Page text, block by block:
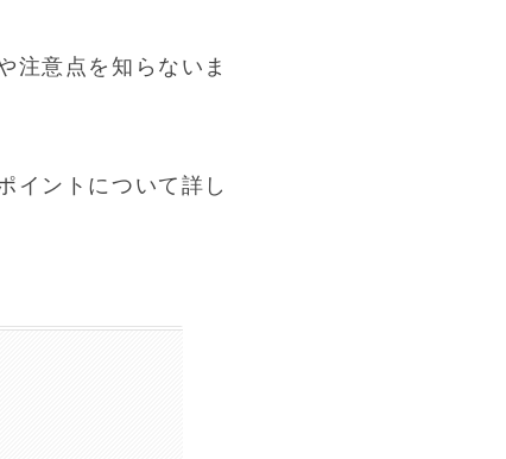
注意点を知らないま
イントについて詳し